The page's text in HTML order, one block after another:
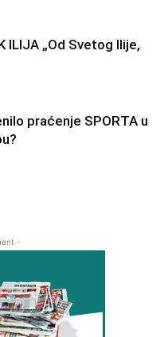
ILIJA „Od Svetog Ilije,
praćenje SPORTA u
-